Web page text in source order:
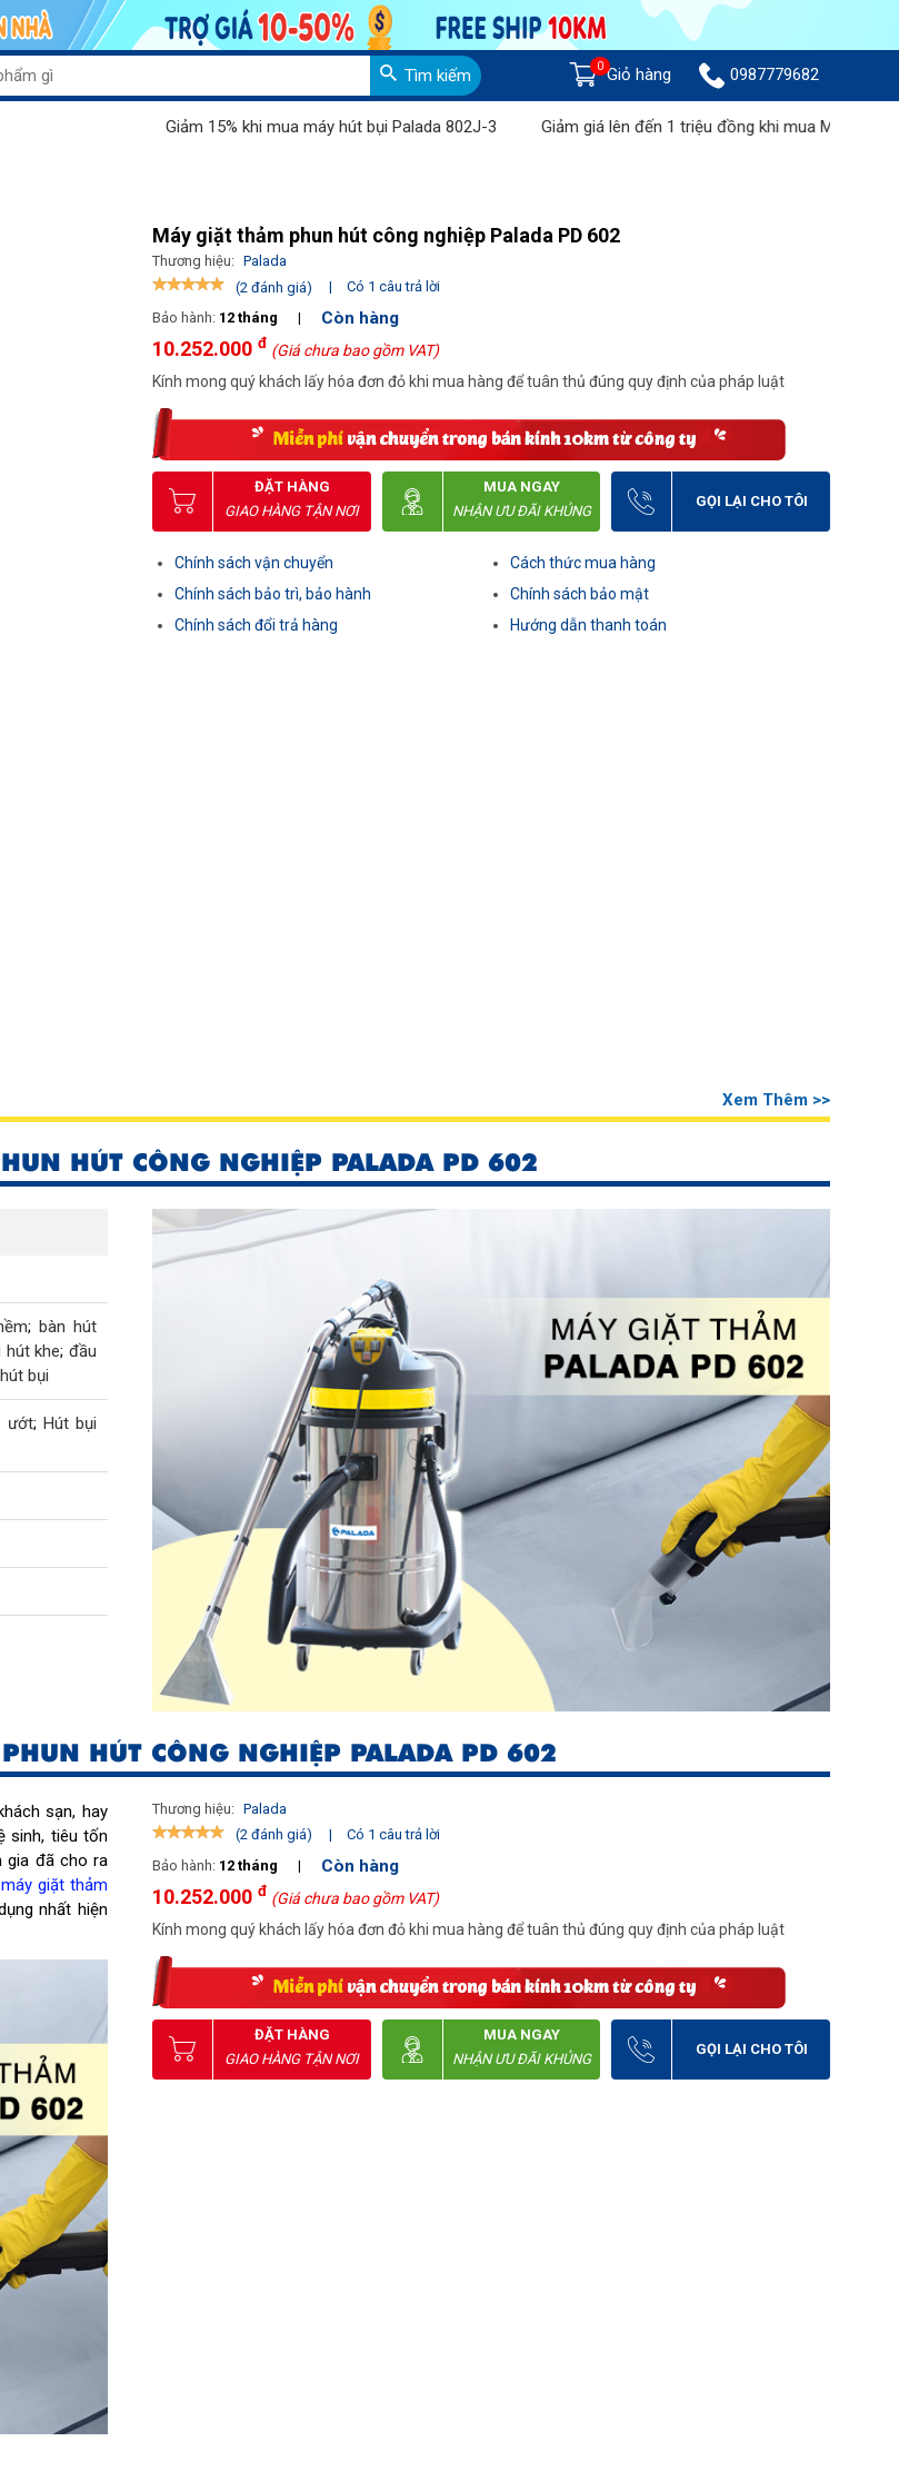
Tìm kiếm 0 Giỏ hàng 0987779682
Giảm 15% khi mua máy hút bụi Palada 802J-3 Giảm giá lên đến 1 triệu đồng khi mua Máy chà sàn liên hợp
Máy giặt thảm phun hút công nghiệp Palada PD 602
Thương hiệu: Palada
(2 đánh giá)
|
Có 1 câu trả lời
Bảo hành: 12 tháng | Còn hàng
10.252.000 đ (Giá chưa bao gồm VAT)
Kính mong quý khách lấy hóa đơn đỏ khi mua hàng để tuân thủ đúng quy định của pháp luật
ĐẶT HÀNG
GIAO HÀNG TẬN NƠI
MUA NGAY
NHẬN ƯU ĐÃI KHỦNG
GỌI LẠI CHO TÔI
Chính sách vận chuyển
Chính sách bảo trì, bảo hành
Chính sách đổi trả hàng
Cách thức mua hàng
Chính sách bảo mật
Hướng dẫn thanh toán
Xem Thêm >>
HÚT CÔNG NGHIỆP PALADA PD 602
; bàn hút
hút khe; đầu
bụi
ướt; Hút bụi
HÚT CÔNG NGHIỆP PALADA PD 602
sạn, hay
sinh, tiêu tốn
gia đã cho ra
máy giặt thảm
nhất hiện
Thương hiệu: Palada
(2 đánh giá)
|
Có 1 câu trả lời
Bảo hành: 12 tháng | Còn hàng
10.252.000 đ (Giá chưa bao gồm VAT)
Kính mong quý khách lấy hóa đơn đỏ khi mua hàng để tuân thủ đúng quy định của pháp luật
ĐẶT HÀNG
GIAO HÀNG TẬN NƠI
MUA NGAY
NHẬN ƯU ĐÃI KHỦNG
GỌI LẠI CHO TÔI